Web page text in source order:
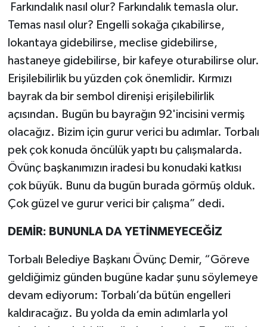
Farkındalık nasıl olur? Farkındalık temasla olur.
Temas nasıl olur? Engelli sokağa çıkabilirse,
lokantaya gidebilirse, meclise gidebilirse,
hastaneye gidebilirse, bir kafeye oturabilirse olur.
Erişilebilirlik bu yüzden çok önemlidir. Kırmızı
bayrak da bir sembol direnişi erişilebilirlik
açısından. Bugün bu bayrağın 92'incisini vermiş
olacağız. Bizim için gurur verici bu adımlar. Torbalı
pek çok konuda öncülük yaptı bu çalışmalarda.
Övünç başkanımızın iradesi bu konudaki katkısı
çok büyük. Bunu da bugün burada görmüş olduk.
Çok güzel ve gurur verici bir çalışma” dedi.
DEMİR: BUNUNLA DA YETİNMEYECEĞİZ
Torbalı Belediye Başkanı Övünç Demir, “Göreve
geldiğimiz günden bugüne kadar şunu söylemeye
devam ediyorum: Torbalı’da bütün engelleri
kaldıracağız. Bu yolda da emin adımlarla yol